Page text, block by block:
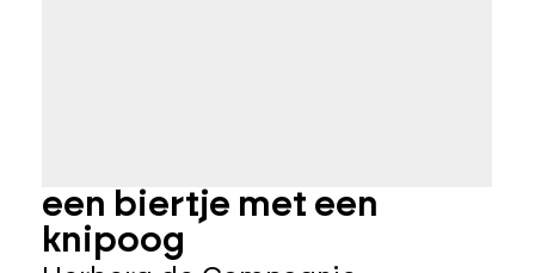
een biertje met een
knipoog